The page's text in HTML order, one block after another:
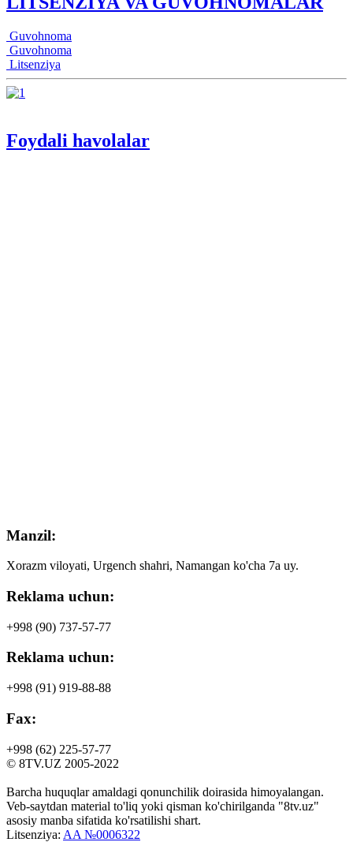
Guvohnoma
Guvohnoma
Litsenziya
Foydali havolalar
Manzil:
Xorazm viloyati, Urgench shahri, Namangan ko'cha 7a uy.
Reklama uchun:
+998 (90) 737-57-77
Reklama uchun:
+998 (91) 919-88-88
Fax:
+998 (62) 225-57-77
© 8TV.UZ 2005-2022
Barcha huquqlar amaldagi qonunchilik doirasida himoyalangan.
Veb-saytdan material to'liq yoki qisman ko'chirilganda "8tv.uz"
asosiy manba sifatida ko'rsatilishi shart.
Litsenziya: AA №0006322